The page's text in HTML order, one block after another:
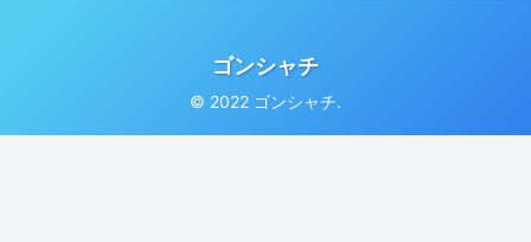
ゴンシャチ
© 2022 ゴンシャチ.